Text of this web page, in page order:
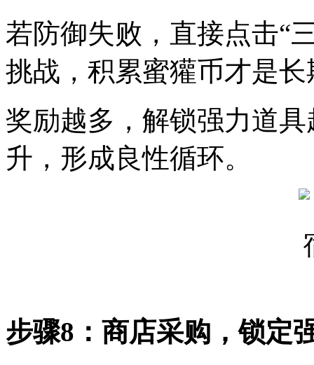
若防御失败，直接点击“
挑战，积累蜜獾币才是
奖励越多，解锁强力道
升，形成良性循环。
步骤8：商店采购，锁定